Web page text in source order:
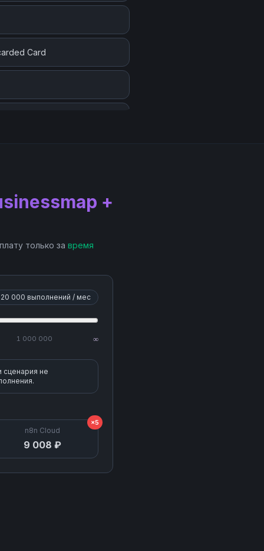
Card
+
только за время
20 000 выполнений / мес
1 000 000 ∞
сценария не
n8n Cloud
9 008 ₽
×5